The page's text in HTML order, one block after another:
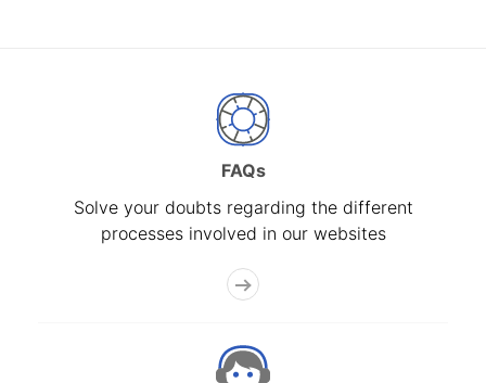
FAQs
Solve your doubts regarding the different
processes involved in our websites